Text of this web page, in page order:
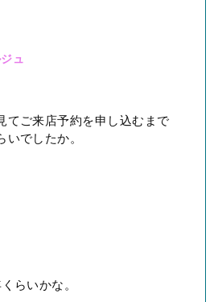
ュ
てご来店予約を申し込むまで
いでしたか。
らいかな。